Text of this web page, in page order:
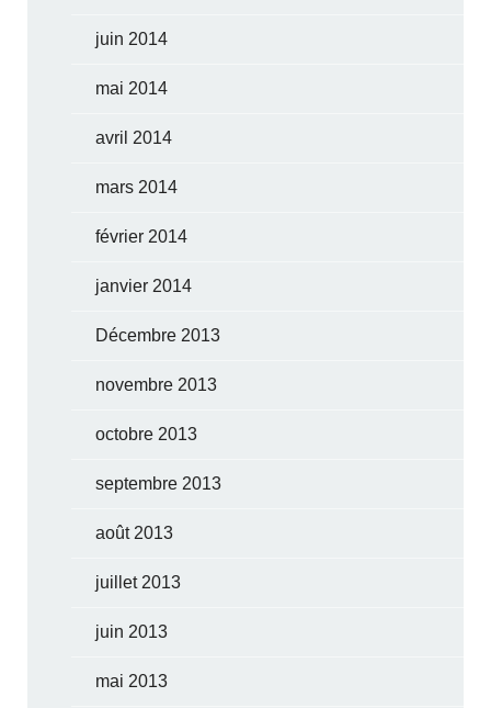
juin 2014
mai 2014
avril 2014
mars 2014
février 2014
janvier 2014
Décembre 2013
novembre 2013
octobre 2013
septembre 2013
août 2013
juillet 2013
juin 2013
mai 2013